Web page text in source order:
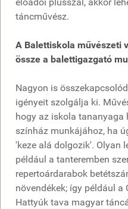
táncművész.
A Balettiskola művészeti
össze a balettigazgató
Nagyon is
igényeit szolgálja ki.
hogy az iskola
színház munkájához, ha
'keze alá dolgozik'. Olyan
például a tanteremben
repertoárdarabok
növendékek; így például
Hattyúk tava magyar